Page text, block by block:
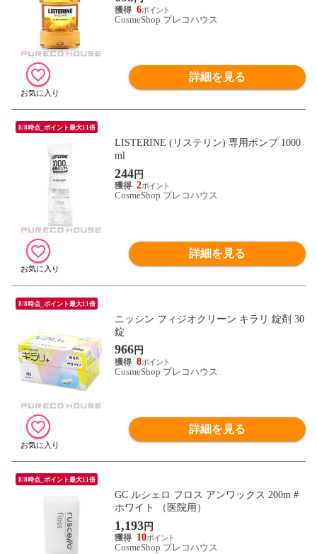
6
CosmeShop プレコハウス
詳細を見る
8/8時点_ポイント最大11倍
LISTERINE (リステリン) 専用ポンプ 1000
ml
244円
2
CosmeShop プレコハウス
詳細を見る
8/8時点_ポイント最大11倍
ニッシン フィジオクリーン キラリ 錠剤 30
錠
966円
8
CosmeShop プレコハウス
詳細を見る
8/8時点_ポイント最大11倍
GC ルシェロ フロス アンワックス 200m #
ホワイト （医院用）
1,193円
10
CosmeShop プレコハウス